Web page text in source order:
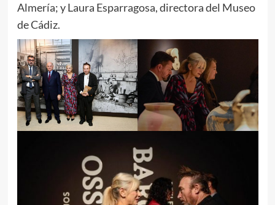
Almería; y Laura Esparragosa, directora del Museo
de Cádiz.